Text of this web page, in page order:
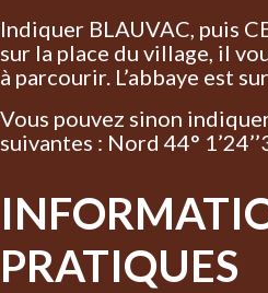
Indiquer BLAUVAC, puis
sur la place du village, il
à parcourir. L’abbaye est
Vous pouvez sinon
suivantes : Nord 44°
PRATIQUES